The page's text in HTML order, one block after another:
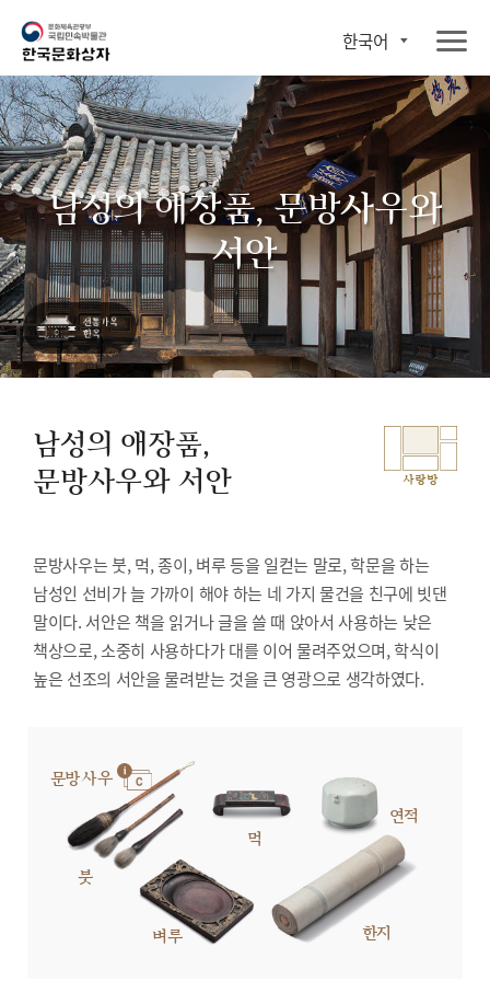
한국어
남성의 애장품, 문방사우와
서안
남성의 애장품,
문방사우와 서안
사랑방
문방사우는 붓, 먹, 종이, 벼루 등을 일컫는 말로, 학문을 하는
남성인 선비가 늘 가까이 해야 하는 네 가지 물건을 친구에 빗댄
말이다. 서안은 책을 읽거나 글을 쓸 때 앉아서 사용하는 낮은
책상으로, 소중히 사용하다가 대를 이어 물려주었으며, 학식이
높은 선조의 서안을 물려받는 것을 큰 영광으로 생각하였다.
문방사우
붓
먹
연적
벼루 한지